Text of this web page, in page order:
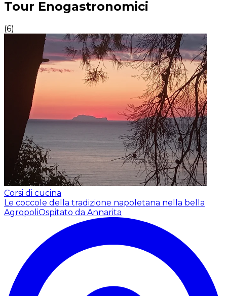
Tour Enogastronomici
(6)
Corsi di cucina
Le coccole della tradizione napoletana nella bella
AgropoliOspitato da Annarita